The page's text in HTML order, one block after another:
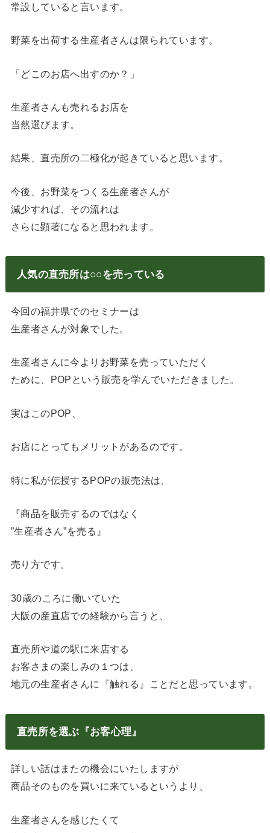
常設していると言います。
野菜を出荷する生産者さんは限られています。
「どこのお店へ出すのか？」
生産者さんも売れるお店を
当然選びます。
結果、直売所の二極化が起きていると思います。
今後、お野菜をつくる生産者さんが
減少すれば、その流れは
さらに顕著になると思われます。
人気の直売所は○○を売っている
今回の福井県でのセミナーは
生産者さんが対象でした。
生産者さんに今よりお野菜を売っていただく
ために、POPという販売を学んでいただきました。
実はこのPOP、
お店にとってもメリットがあるのです。
特に私が伝授するPOPの販売法は、
『商品を販売するのではなく
”生産者さん”を売る』
売り方です。
30歳のころに働いていた
大阪の産直店での経験から言うと、
直売所や道の駅に来店する
お客さまの楽しみの１つは、
地元の生産者さんに『触れる』ことだと思っています。
直売所を選ぶ『お客心理』
詳しい話はまたの機会にいたしますが
商品そのものを買いに来ているというより、
生産者さんを感じたくて